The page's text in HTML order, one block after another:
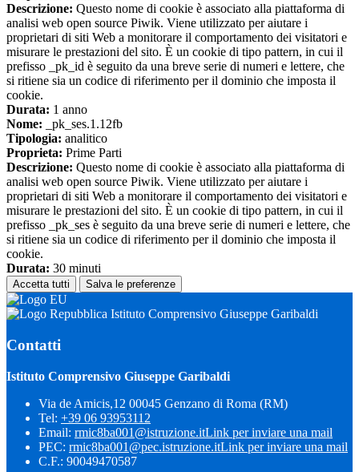
Descrizione: Questo nome di cookie è associato alla piattaforma di
analisi web open source Piwik. Viene utilizzato per aiutare i
proprietari di siti Web a monitorare il comportamento dei visitatori e
misurare le prestazioni del sito. È un cookie di tipo pattern, in cui il
prefisso _pk_id è seguito da una breve serie di numeri e lettere, che
si ritiene sia un codice di riferimento per il dominio che imposta il
cookie.
Durata: 1 anno
Nome: _pk_ses.1.12fb
Tipologia: analitico
Proprieta: Prime Parti
Descrizione: Questo nome di cookie è associato alla piattaforma di
analisi web open source Piwik. Viene utilizzato per aiutare i
proprietari di siti Web a monitorare il comportamento dei visitatori e
misurare le prestazioni del sito. È un cookie di tipo pattern, in cui il
prefisso _pk_ses è seguito da una breve serie di numeri e lettere, che
si ritiene sia un codice di riferimento per il dominio che imposta il
cookie.
Durata: 30 minuti
Accetta tutti Salva le preferenze
Istituto Comprensivo Giuseppe Garibaldi
Contatti
Istituto Comprensivo Giuseppe Garibaldi
Via de Amicis,12 00045 Genzano di Roma (RM)
Tel: +39 06 93953112
Email: rmic8ba001@istruzione.itLink per inviare una mail
PEC: rmic8ba001@pec.istruzione.itLink per inviare una mail
C.F.: 90049470587